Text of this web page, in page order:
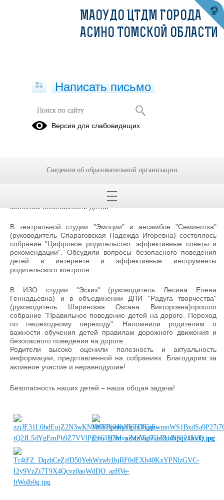
"Неделя безопасности": Родители –
главные союзники!
"Неделя безопасности": Родители – главные союзники!
прошли родительские собрания, посвященные важным
аспектам безопасности детей.
В театральной студии "Эмоции" и ансамбле "Семинотка"
(руководитель Спараговская Надежда Игоревна) состоялось
собрание "Цифровое родительство: эффективные советы и
рекомендации". Обсудили вопросы безопасного поведения
детей в интернете и эффективные инструменты
родительского контроля.
В ИЗО студии "Эскиз" (руководитель Лесина Елена
Геннадьевна) и в объединении ДПИ "Радуга творчества"
(руководитель Шаринская Оксана Викторовна)прошло
собрание "Правильное поведение детей на дороге. Переход
по пешеходному переходу". Напомнили родителям о
важности обучения детей правилам дорожного движения и
безопасного поведения на дороге.
Родители высоко оценили полезность и актуальность
информации, представленной на собраниях. Благодарим за
активное участие и неравнодушие!
Безопасность наших детей – наша общая задача!
МАОУДО ЦТДМ ГОРОДА
АСИНО ТОМСКОЙ ОБЛАСТИ
Написать письмо
Версия для слабовидящих
Сведения об образовательной организации